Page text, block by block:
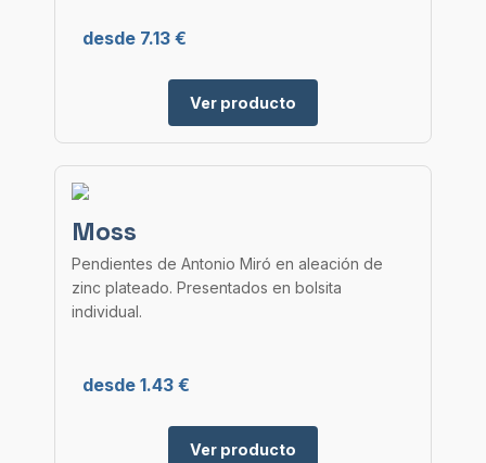
desde 7.13 €
Ver producto
Moss
Pendientes de Antonio Miró en aleación de
zinc plateado. Presentados en bolsita
individual.
desde 1.43 €
Ver producto